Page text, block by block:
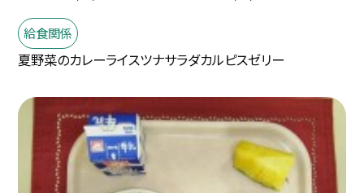
給食関係
夏野菜のカレーライスツナサラダカルピスゼリー